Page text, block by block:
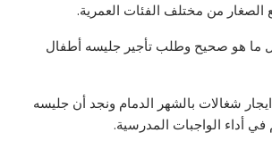
الصغار من مختلف الفئات العمرية.
ما هو صحيح وطلب تأجير جليسه أطفال
شغالات بالشهر الدمام ونجد أن جليسه
أداء الواجبات المدرسية.